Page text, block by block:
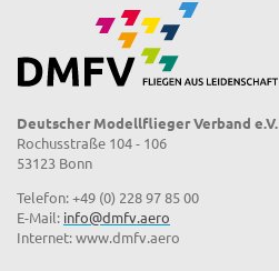
Deutscher Modellflieger Verband e.V.
Rochusstraße 104 - 106
53123 Bonn
Telefon: +49 (0) 228 97 85 00
E-Mail: info@dmfv.aero
Internet: www.dmfv.aero